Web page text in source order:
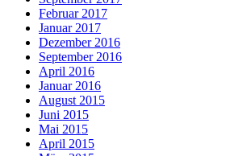
Februar 2017
Januar 2017
Dezember 2016
September 2016
April 2016
Januar 2016
August 2015
Juni 2015
Mai 2015
April 2015